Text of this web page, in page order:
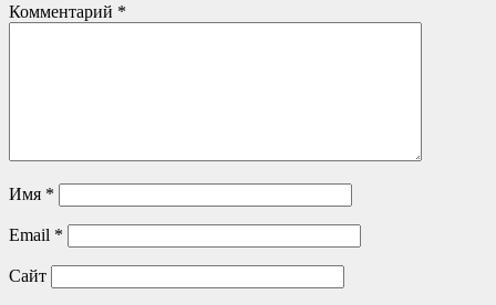
Комментарий *
Имя *
Email *
Сайт